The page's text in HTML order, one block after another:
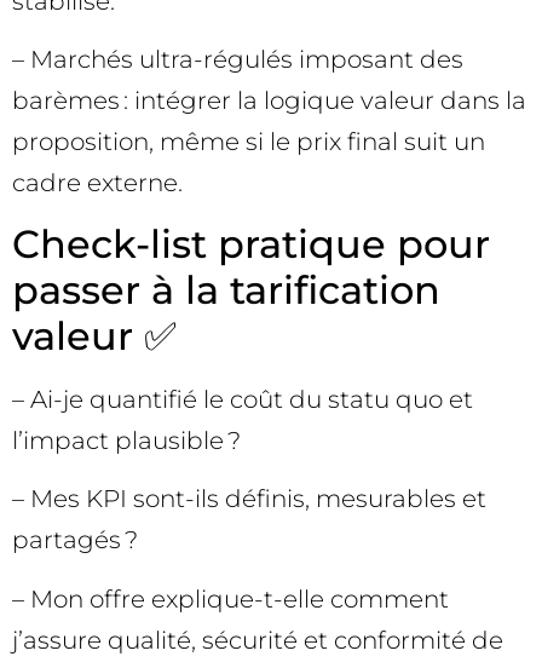
– Marchés ultra-régulés imposant des
barèmes : intégrer la logique valeur dans la
proposition, même si le prix final suit un
cadre externe.
Check-list pratique pour
passer à la tarification
valeur ✅
– Ai-je quantifié le coût du statu quo et
l’impact plausible ?
– Mes KPI sont-ils définis, mesurables et
partagés ?
– Mon offre explique-t-elle comment
j’assure qualité, sécurité et conformité de